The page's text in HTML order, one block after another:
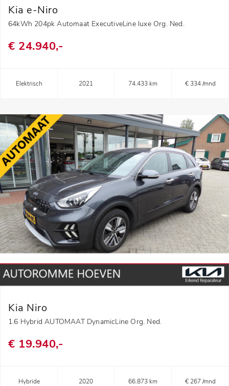
Kia e-Niro
64kWh 204pk Automaat ExecutiveLine luxe Org. Ned.
€ 24.940,-
Elektrisch 2021 74.433 km € 334 /mnd
Kia Niro
1.6 Hybrid AUTOMAAT DynamicLine Org. Ned.
€ 19.940,-
Hybride 2020 66.873 km € 267 /mnd